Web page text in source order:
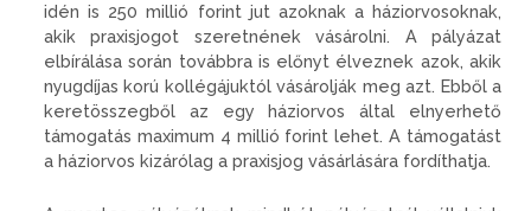
idén is 250 millió forint jut azoknak a háziorvosoknak,
akik praxisjogot szeretnének vásárolni. A pályázat
elbírálása során továbbra is előnyt élveznek azok, akik
nyugdíjas korú kollégájuktól vásárolják meg azt. Ebből a
keretösszegből az egy háziorvos által elnyerhető
támogatás maximum 4 millió forint lehet. A támogatást
a háziorvos kizárólag a praxisjog vásárlására fordíthatja.